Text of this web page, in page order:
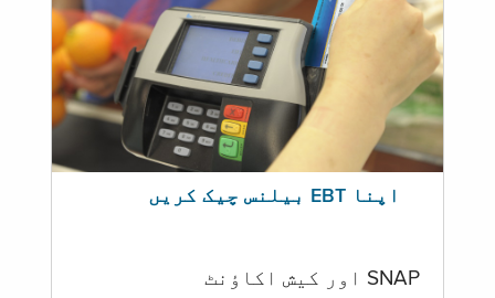
اپنا EBT بیلنس چیک کریں
SNAP اور کیش اکاؤنٹ